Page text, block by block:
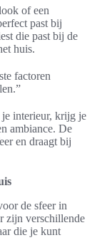
of een
past bij
die past bij de
huis.
factoren
interieur, krijg je
ambiance. De
en draagt bij
de sfeer in
zijn verschillende
die je kunt